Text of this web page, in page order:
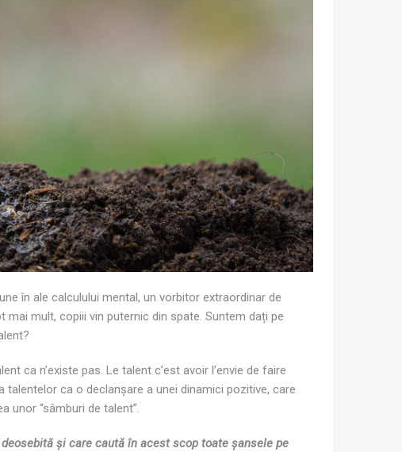
în ale calculului mental, un vorbitor extraordinar de
mult, copiii vin puternic din spate. Suntem dați pe
ca n’existe pas. Le talent c’est avoir l’envie de faire
ca o declanșare a unei dinamici pozitive, care
unor “sâmburi de talent”.
și care caută în acest scop toate șansele pe